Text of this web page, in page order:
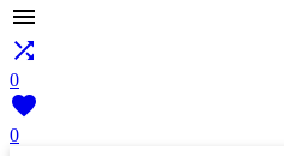


0

0